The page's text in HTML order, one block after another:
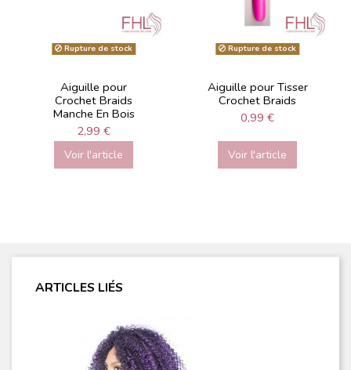
Rupture de stock
Aiguille pour
Crochet Braids
Manche En Bois
2,99 €
Voir l'article
Rupture de stock
Aiguille pour Tisser
Crochet Braids
0,99 €
Voir l'article
ARTICLES LIÉS